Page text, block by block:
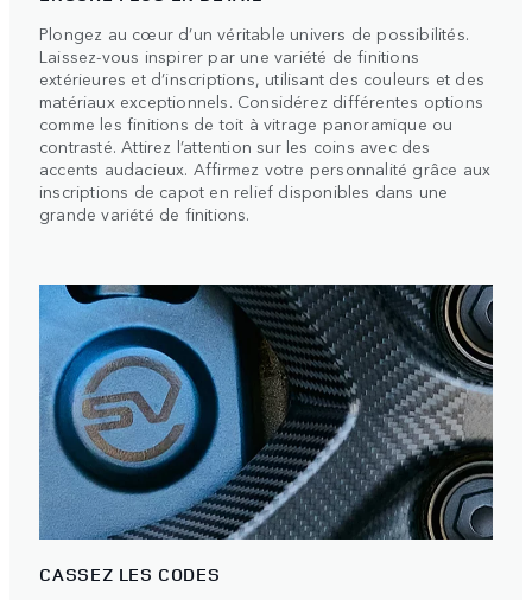
Plongez au cœur d’un véritable univers de possibilités.
Laissez-vous inspirer par une variété de finitions
extérieures et d’inscriptions, utilisant des couleurs et des
matériaux exceptionnels. Considérez différentes options
comme les finitions de toit à vitrage panoramique ou
contrasté. Attirez l’attention sur les coins avec des
accents audacieux. Affirmez votre personnalité grâce aux
inscriptions de capot en relief disponibles dans une
grande variété de finitions.
CASSEZ LES CODES